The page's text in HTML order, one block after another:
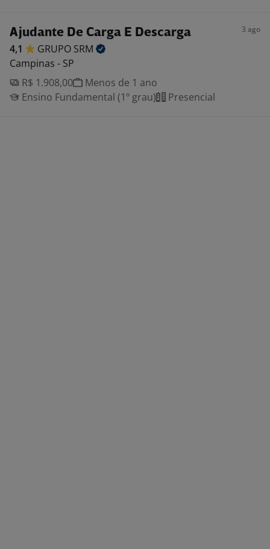
Ajudante De Carga E Descarga 3 ago
4,1 GRUPO SRM
Campinas - SP
R$ 1.908,00
Menos de 1 ano
Ensino Fundamental (1º grau)
Presencial